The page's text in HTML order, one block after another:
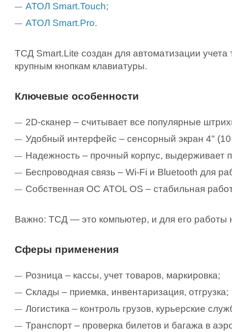
АТОЛ Smart.Touch;
АТОЛ Smart.Pro.
ТСД Smart.Lite создан для автоматизации учета
крупным кнопкам клавиатуры.
Ключевые особенности
2D-сканер – считывает все популярные
Удобный интерфейс – сенсорный экран 4" (10
Надежность – прочный корпус, выдерживает
Беспроводная связь – Wi-Fi и Bluetooth для
Собственная ОС ATOL OS – стабильная
Важно: ТСД — это компьютер, и для его работы
Сферы применения
Розница – кассы, учет товаров, маркировка;
Склады – приемка, инвентаризация, отгрузка;
Логистика – контроль грузов, курьерские
Транспорт – проверка билетов и багажа в